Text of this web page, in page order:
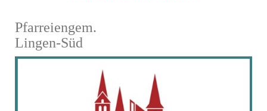
Pfarreiengem.
Lingen-Süd